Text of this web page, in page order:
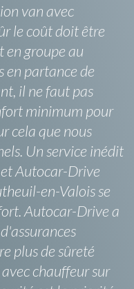
van avec
le coût doit être
en groupe au
en partance de
il ne faut pas
minimum pour
cela que nous
Un service inédit
Autocar-Drive
en-Valois se
Autocar-Drive a
plus de sûreté
chauffeur sur